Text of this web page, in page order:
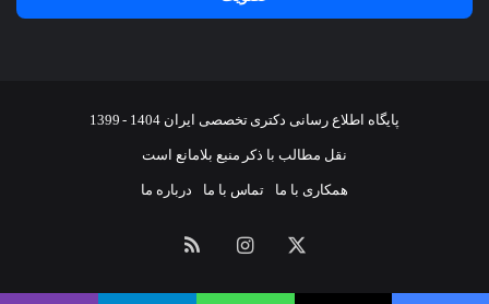
پایگاه اطلاع رسانی دکتری تخصصی ایران 1404 - 1399
نقل مطالب با ذکر منبع بلامانع است
همکاری با ما تماس با ما درباره ما
ایکس اینستاگرامخوراک